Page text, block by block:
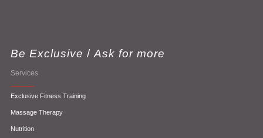
Be Exclusive / Ask for more
Services
Exclusive Fitness Training
Massage Therapy
Nutrition